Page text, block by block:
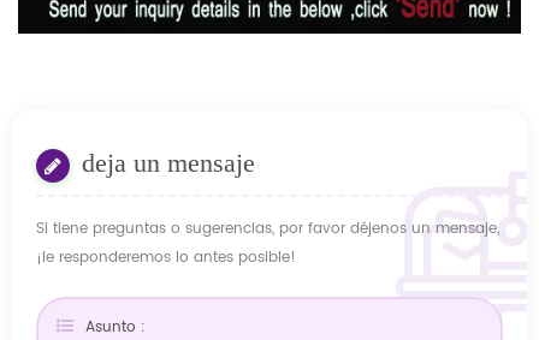
deja un mensaje
Si tiene preguntas o sugerencias, por favor déjenos un mensaje,
¡le responderemos lo antes posible!
Asunto :